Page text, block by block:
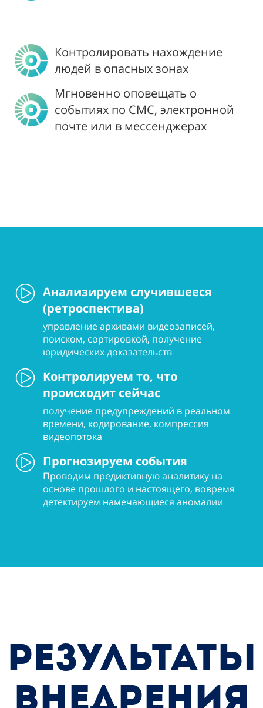
Контролировать нахождение
людей в опасных зонах
Мгновенно оповещать о
событиях по СМС, электронной
почте или в мессенджерах
Анализируем случившееся
(ретроспектива)
управление архивами видеозаписей,
поиском, сортировкой, получение
юридических доказательств
Контролируем то, что
происходит сейчас
получение предупреждений в реальном
времени, кодирование, компрессия
видеопотока
Прогнозируем события
Проводим предиктивную аналитику на
основе прошлого и настоящего, вовремя
детектируем намечающиеся аномалии
РЕЗУЛЬТАТЫ